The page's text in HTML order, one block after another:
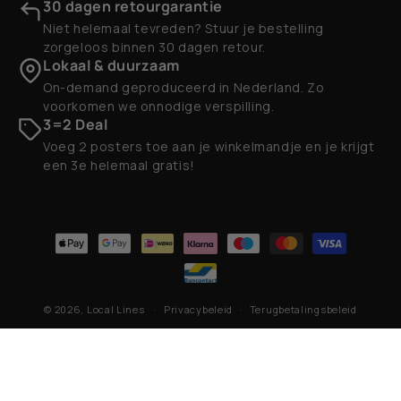
30 dagen retourgarantie
Niet helemaal tevreden? Stuur je bestelling
zorgeloos binnen 30 dagen retour.
Lokaal & duurzaam
On-demand geproduceerd in Nederland. Zo
voorkomen we onnodige verspilling.
3=2 Deal
Voeg 2 posters toe aan je winkelmandje en je krijgt
een 3e helemaal gratis!
Betaalmethoden
© 2026, Local Lines Privacybeleid
Terugbetalingsbeleid